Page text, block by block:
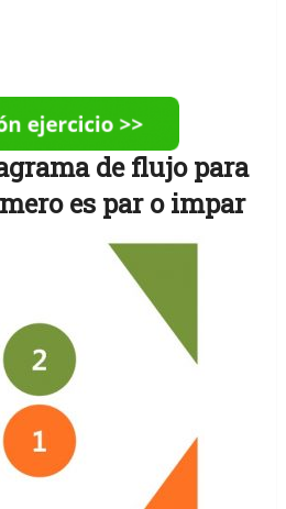
de flujo para
es par o impar